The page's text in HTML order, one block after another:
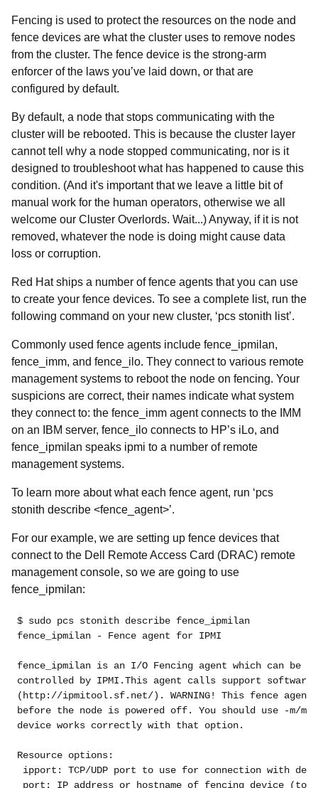
Fencing is used to protect the resources on the node and
fence devices are what the cluster uses to remove nodes
from the cluster. The fence device is the strong-arm
enforcer of the laws you’ve laid down, or that are
configured by default.
By default, a node that stops communicating with the
cluster will be rebooted. This is because the cluster layer
cannot tell why a node stopped communicating, nor is it
designed to troubleshoot what has happened to cause this
condition. (And it's important that we leave a little bit of
manual work for the human operators, otherwise we all
welcome our Cluster Overlords. Wait...) Anyway, if it is not
removed, whatever the node is doing might cause data
loss or corruption.
Red Hat ships a number of fence agents that you can use
to create your fence devices. To see a complete list, run the
following command on your new cluster, ‘pcs stonith list’.
Commonly used fence agents include fence_ipmilan,
fence_imm, and fence_ilo. They connect to various remote
management systems to reboot the node on fencing. Your
suspicions are correct, their names indicate what system
they connect to: the fence_imm agent connects to the IMM
on an IBM server, fence_ilo connects to HP’s iLo, and
fence_ipmilan speaks ipmi to a number of remote
management systems.
To learn more about what each fence agent, run ‘pcs
stonith describe <fence_agent>’.
For our example, we are setting up fence devices that
connect to the Dell Remote Access Card (DRAC) remote
management console, so we are going to use
fence_ipmilan:
$ sudo pcs stonith describe fence_ipmilan
fence_ipmilan - Fence agent for IPMI
fence_ipmilan is an I/O Fencing agent which can be
controlled by IPMI.This agent calls support
(http://ipmitool.sf.net/). WARNING! This fence
before the node is powered off. You should use -m/
device works correctly with that option.
Resource options:
ipport: TCP/UDP port to use for connection with
port: IP address or hostname of fencing device